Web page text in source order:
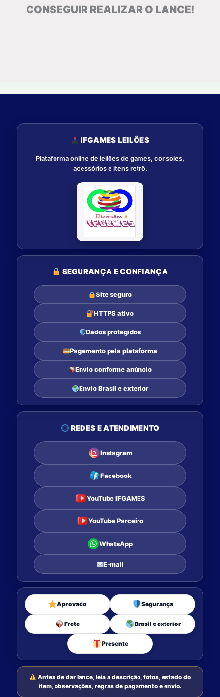
CONSEGUIR REALIZAR O LANCE!
IFGAMES LEILÕES
Plataforma online de leilões de games, consoles,
acessórios e itens retrô.
SEGURANÇA E CONFIANÇA
Site seguro
HTTPS ativo
Dados protegidos
Pagamento pela plataforma
Envio conforme anúncio
Envio Brasil e exterior
REDES E ATENDIMENTO
Instagram
Facebook
YouTube IFGAMES
YouTube Parceiro
WhatsApp
E-mail
Aprovado Segurança
Frete Brasil e exterior
Presente
Antes de dar lance, leia a descrição, fotos, estado do
item, observações, regras de pagamento e envio.